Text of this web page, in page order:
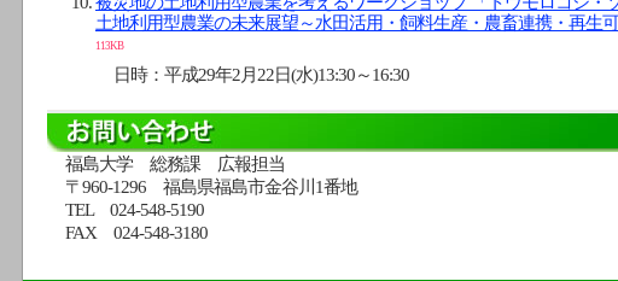
土地利用型農業の未来展望～水田活用・飼料生産・農畜連携・再生可
113KB
日時：平成29年2月22日(水)13:30～16:30
福島大学 総務課 広報担当
〒960-1296 福島県福島市金谷川1番地
TEL 024-548-5190
FAX 024-548-3180